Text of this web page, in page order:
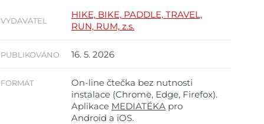
VYDAVATEL
HIKE, BIKE, PADDLE, TRAVEL,
RUN, RUM, z.s.
PUBLIKOVÁNO 16. 5. 2026
FORMÁT
On-line čtečka bez nutnosti
instalace (Chrome, Edge, Firefox).
Aplikace MEDIATÉKA pro
Android a iOS.